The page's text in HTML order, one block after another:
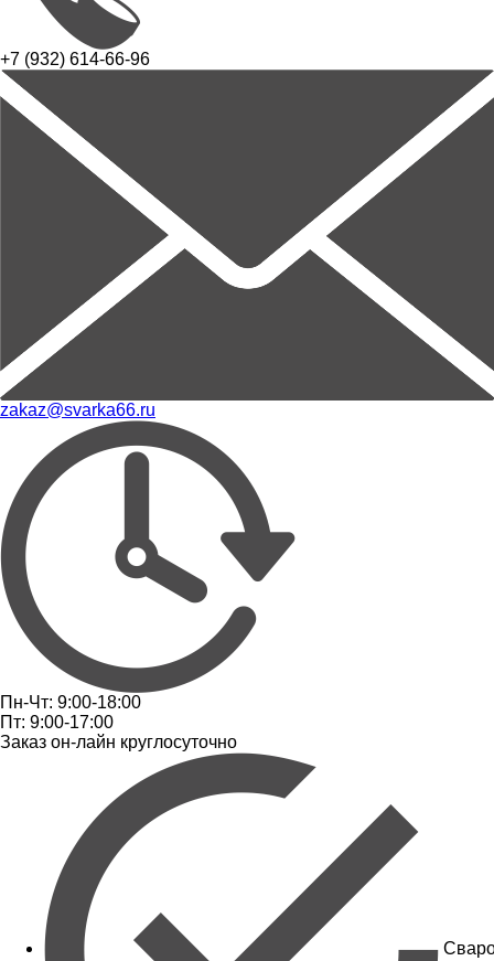
+7 (932) 614-66-96
zakaz@svarka66.ru
Пн-Чт: 9:00-18:00
Пт: 9:00-17:00
Заказ он-лайн круглосуточно